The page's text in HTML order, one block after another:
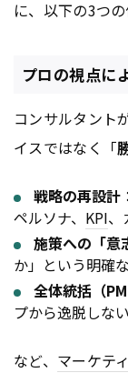
に、以下の3つ
プロの視点に
コンサルタント
イスではなく「
戦略の再設計
ペルソナ、 KPI、
施策への「意
か」という明確
全体統括（
プから逸脱しな
など、 マーケテ